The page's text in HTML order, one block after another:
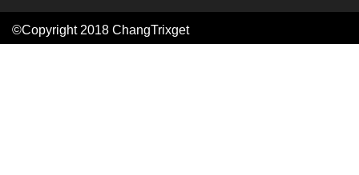
©Copyright 2018 ChangTrixget